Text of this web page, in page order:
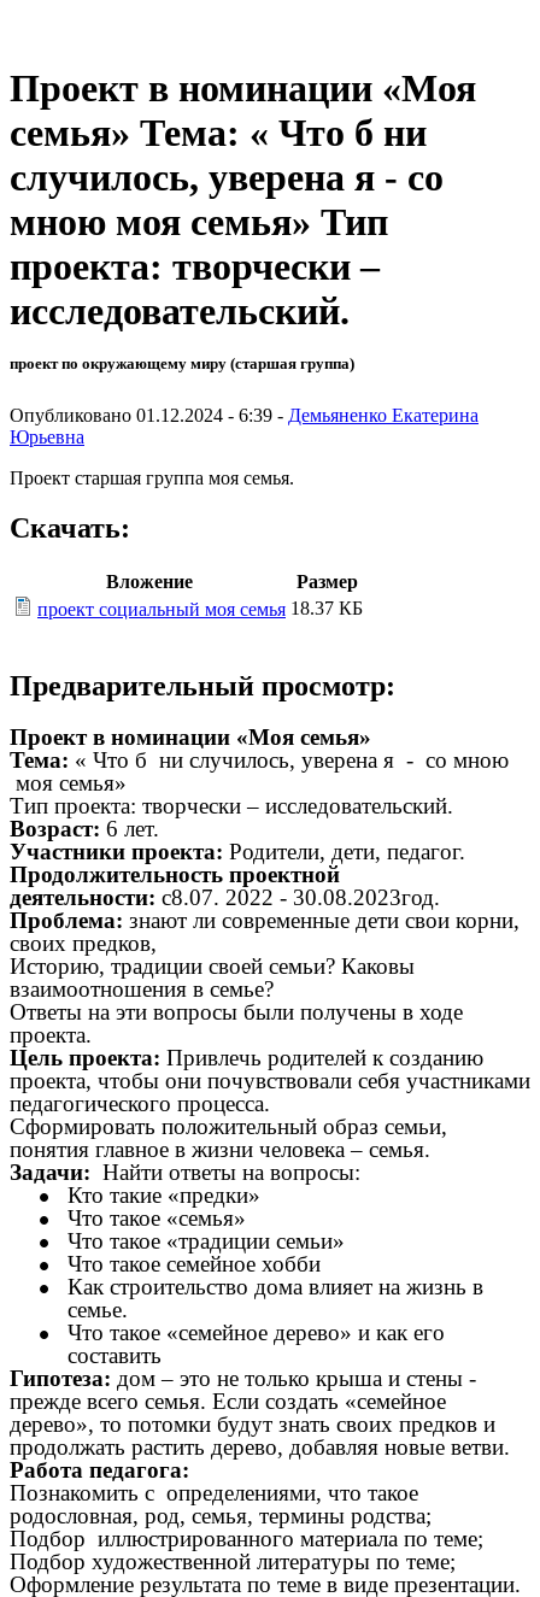
Проект в номинации «Моя
семья» Тема: « Что б ни
случилось, уверена я - со
мною моя семья» Тип
проекта: творчески –
исследовательский.
проект по окружающему миру (старшая группа)
Опубликовано 01.12.2024 - 6:39 - Демьяненко Екатерина
Юрьевна
Проект старшая группа моя семья.
Скачать:
Вложение
Размер
проект социальный моя семья 18.37 КБ
Предварительный просмотр:
Проект в номинации «Моя семья»
Тема: « Что б ни случилось, уверена я - со мною
моя семья»
Тип проекта: творчески – исследовательский.
Возраст: 6 лет.
Участники проекта: Родители, дети, педагог.
Продолжительность проектной
деятельности: с8.07. 2022 - 30.08.2023год.
Проблема: знают ли современные дети свои корни,
своих предков,
Историю, традиции своей семьи? Каковы
взаимоотношения в семье?
Ответы на эти вопросы были получены в ходе
проекта.
Цель проекта: Привлечь родителей к созданию
проекта, чтобы они почувствовали себя участниками
педагогического процесса.
Сформировать положительный образ семьи,
понятия главное в жизни человека – семья.
Задачи: Найти ответы на вопросы:
Кто такие «предки»
Что такое «семья»
Что такое «традиции семьи»
Что такое семейное хобби
Как строительство дома влияет на жизнь в
семье.
Что такое «семейное дерево» и как его
составить
Гипотеза: дом – это не только крыша и стены -
прежде всего семья. Если создать «семейное
дерево», то потомки будут знать своих предков и
продолжать растить дерево, добавляя новые ветви.
Работа педагога:
Познакомить с определениями, что такое
родословная, род, семья, термины родства;
Подбор иллюстрированного материала по теме;
Подбор художественной литературы по теме;
Оформление результата по теме в виде презентации.